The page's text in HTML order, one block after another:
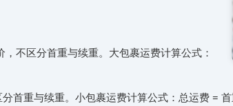
不区分首重与续重。大包裹运费计算公式：
首重与续重。小包裹运费计算公式：总运费 =